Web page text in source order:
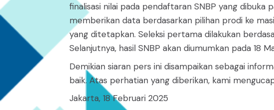
finalisasi nilai pada pendaftaran SNBP yang dibuka
memberikan data berdasarkan pilihan prodi ke
yang ditetapkan. Seleksi pertama dilakukan
Selanjutnya, hasil SNBP akan diumumkan pada 18
Demikian siaran pers ini disampaikan sebagai
baik. Atas perhatian yang diberikan, kami
Jakarta, 18 Februari 2025